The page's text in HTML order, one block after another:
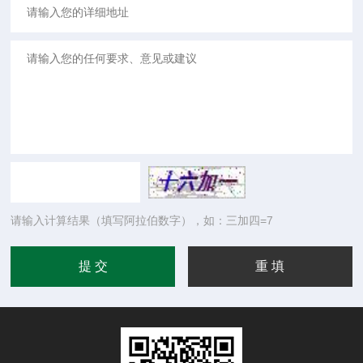
请输入计算结果（填写阿拉伯数字），如：三加四=7